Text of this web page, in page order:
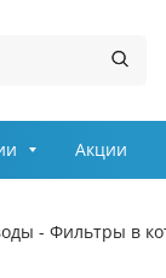
Заказ
Акции
- Фильтры в